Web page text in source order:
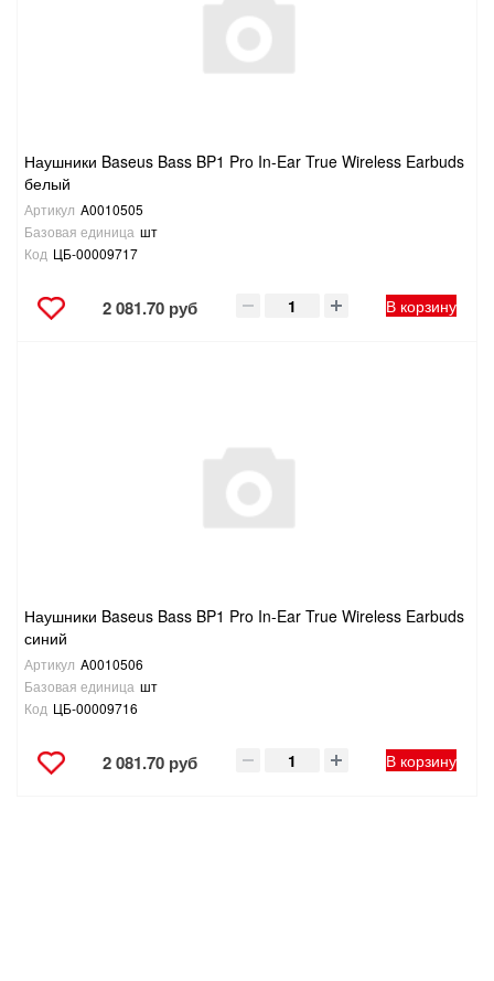
СНЕГОУБОРОЧНЫЙ ИНВЕНТАРЬ
СТРЕМЯНКИ,ЛЕСТНИЦЫ
ЭЛЕКТРОМОНТАЖНЫЕ ТОВАРЫ, СВЕТОТЕХНИКА
Наушники Baseus Bass BP1 Pro In-Ear True Wireless Earbuds
белый
Артикул A0010505
Базовая единица шт
Код ЦБ-00009717
2 081.70 руб В корзину
Наушники Baseus Bass BP1 Pro In-Ear True Wireless Earbuds
синий
Артикул A0010506
Базовая единица шт
Код ЦБ-00009716
2 081.70 руб В корзину